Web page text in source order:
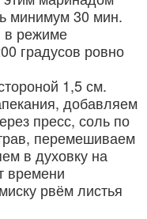
минимум 30 мин.
в режиме
градусов ровно
1,5 см.
добавляем
пресс, соль по
перемешиваем
в духовку на
времени
рвём листья